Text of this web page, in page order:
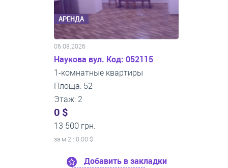
АРЕНДА
06.08.2026
Наукова вул. Код: 052115
1-комнатные квартиры
Площа: 52
Этаж: 2
0 $
13 500 грн.
за м 2 : 0.00 $
Добавить в закладки